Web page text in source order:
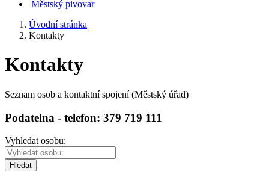
Městský pivovar
Úvodní stránka
Kontakty
Kontakty
Seznam osob a kontaktní spojení (Městský úřad)
Podatelna - telefon: 379 719 111
Vyhledat osobu:
Hledat